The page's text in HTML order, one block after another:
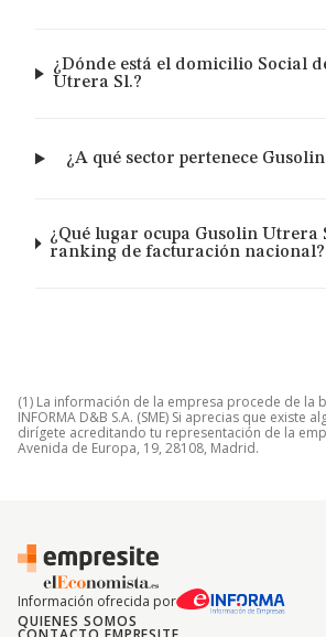
¿Dónde está el domicilio Social
Utrera Sl.?
¿A qué sector pertenece
¿Qué lugar ocupa Gusolin Utrera
ranking de facturación nacional?
(1) La información de la empresa procede de la
INFORMA D&B S.A. (SME) Si aprecias que existe
dirígete acreditando tu representación de la
Avenida de Europa, 19, 28108, Madrid.
Información ofrecida por
QUIENES SOMOS